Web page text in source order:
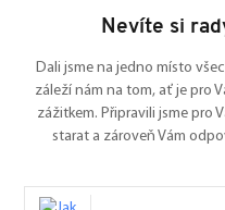
Nevíte si
Dali jsme na jedno místo
záleží nám na tom, ať je pro
zážitkem. Připravili jsme pro
starat a zároveň Vám